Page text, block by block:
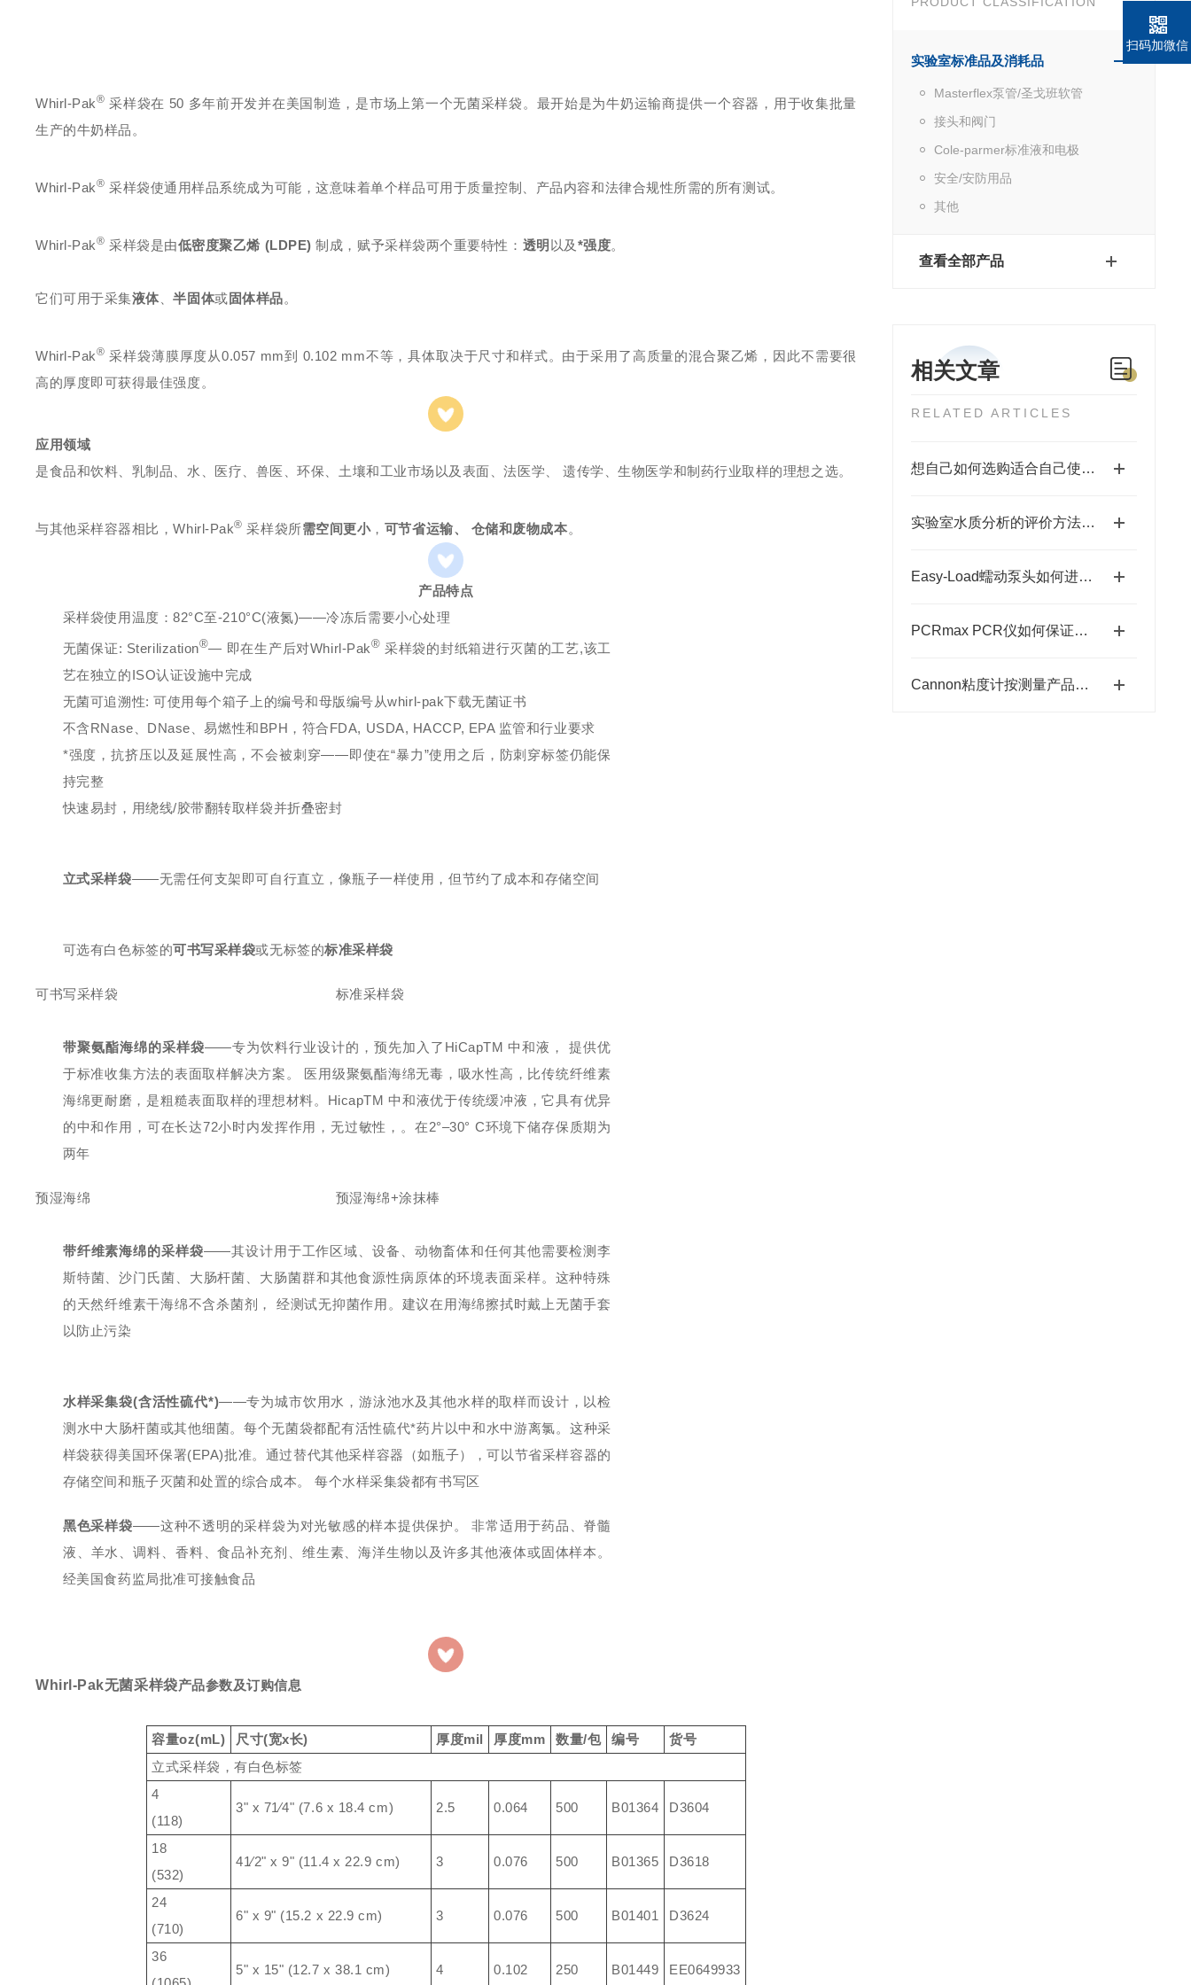
实验室标准品及消耗品
Masterflex泵管/圣戈班软管
接头和阀门
Cole-parmer标准液和电极
安全/安防用品
其他
查看全部产品
相关文章
RELATED ARTICLES
想自己如何选购适合自己使用的Stuart加热板吗？
实验室水质分析的评价方法介绍
Easy-Load蠕动泵头如何进行性能检测和校准？
PCRmax PCR仪如何保证反应体系的均一性和准确性？
Cannon粘度计按测量产品可分为以下四种分类
Whirl-Pak® 采样袋在 50 多年前开发并在美国制造，是市场上第一个无菌采样袋。最开始是为牛奶运输商提供一个容器，用于收集批量
生产的牛奶样品。
Whirl-Pak® 采样袋使通用样品系统成为可能，这意味着单个样品可用于质量控制、产品内容和法律合规性所需的所有测试。
Whirl-Pak® 采样袋是由低密度聚乙烯 (LDPE) 制成，赋予采样袋两个重要特性： 透明 以及 *强度。
它们可用于采集液体、半固体或 固体样品。
Whirl-Pak® 采样袋薄膜厚度从0.057 mm到 0.102 mm不等，具体取决于尺寸和样式。由于采用了高质量的混合聚乙烯，因此不需要很
高的厚度即可获得最佳强度。
应用领域
是食品和饮料、乳制品、水、医疗、兽医、环保、土壤和工业市场以及表面、法医学、 遗传学、生物医学和制药行业取样的理想之选。
与其他采样容器相比，Whirl-Pak® 采样袋所需空间更小， 可节省运输、 仓储和废物成本。
产品特点
采样袋使用温度：82°C至-210°C(液氮)——冷冻后需要小心处理
无菌保证: Sterilization®— 即在生产后对Whirl-Pak® 采样袋的封纸箱进行灭菌的工艺,该工
艺在独立的ISO认证设施中完成
无菌可追溯性: 可使用每个箱子上的编号和母版编号从whirl-pak下载无菌证书
不含RNase、DNase、易燃性和BPH，符合FDA, USDA, HACCP, EPA 监管和行业要求
*强度，抗挤压以及延展性高，不会被刺穿——即使在“暴力”使用之后，防刺穿标签仍能保
持完整
快速易封，用绕线/胶带翻转取样袋并折叠密封
立式采样袋——无需任何支架即可自行直立，像瓶子一样使用，但节约了成本和存储空间
可选有白色标签的可书写采样袋或无标签的标准采样袋
可书写采样袋 标准采样袋
带聚氨酯海绵的采样袋——专为饮料行业设计的，预先加入了HiCapTM 中和液， 提供优
于标准收集方法的表面取样解决方案。 医用级聚氨酯海绵无毒，吸水性高，比传统纤维素
海绵更耐磨，是粗糙表面取样的理想材料。HicapTM 中和液优于传统缓冲液，它具有优异
的中和作用，可在长达72小时内发挥作用，无过敏性，。在2°–30° C环境下储存保质期为
两年
预湿海绵 预湿海绵+涂抹棒
带纤维素海绵的采样袋——其设计用于工作区域、设备、动物畜体和任何其他需要检测李
斯特菌、沙门氏菌、大肠杆菌、大肠菌群和其他食源性病原体的环境表面采样。这种特殊
的天然纤维素干海绵不含杀菌剂， 经测试无抑菌作用。建议在用海绵擦拭时戴上无菌手套
以防止污染
水样采集袋(含活性硫代*)——专为城市饮用水，游泳池水及其他水样的取样而设计，以检
测水中大肠杆菌或其他细菌。每个无菌袋都配有活性硫代*药片以中和水中游离氯。这种采
样袋获得美国环保署(EPA)批准。通过替代其他采样容器（如瓶子），可以节省采样容器的
存储空间和瓶子灭菌和处置的综合成本。 每个水样采集袋都有书写区
黑色采样袋——这种不透明的采样袋为对光敏感的样本提供保护。 非常适用于药品、脊髓
液、羊水、调料、香料、食品补充剂、维生素、海洋生物以及许多其他液体或固体样本。
经美国食药监局批准可接触食品
Whirl-Pak无菌采样袋产品参数及订购信息
容量oz(mL) 尺寸(宽x长) 厚度mil 厚度mm 数量/包 编号
货号
立式采样袋，有白色标签
4
(118)
3" x 71⁄4" (7.6 x 18.4 cm) 2.5 0.064 500 B01364 D3604
18
(532)
41⁄2" x 9" (11.4 x 22.9 cm) 3 0.076 500 B01365 D3618
24
(710)
6" x 9" (15.2 x 22.9 cm) 3 0.076 500 B01401 D3624
36
5" x 15" (12.7 x 38.1 cm) 4 0.102 250 B01449 EE0649933
扫码加微信